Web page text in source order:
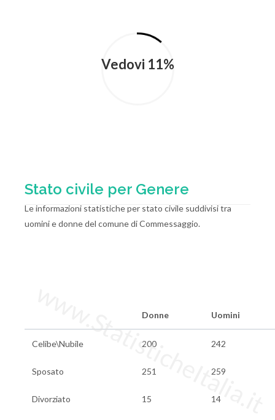
Vedovi 11%
Stato civile per Genere
Le informazioni statistiche per stato civile suddivisi tra
uomini e donne del comune di Commessaggio.
Donne Uomini
Celibe\Nubile 200 242
Sposato 251 259
Divorziato 15 14
www.StatisticheItalia.it